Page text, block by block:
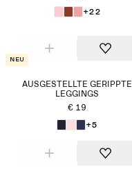
+22
Neu
AUSGESTELLTE GERIPPTE
LEGGINGS
€ 19
+5